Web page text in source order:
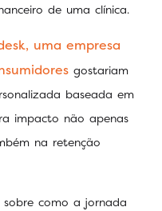
de uma clínica.
uma empresa
gostariam
baseada em
impacto não apenas
na retenção
sobre como a jornada